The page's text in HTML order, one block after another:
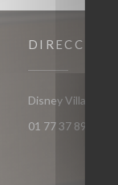
DIRECCIÓN
Disney Village
01 77 37 89 14